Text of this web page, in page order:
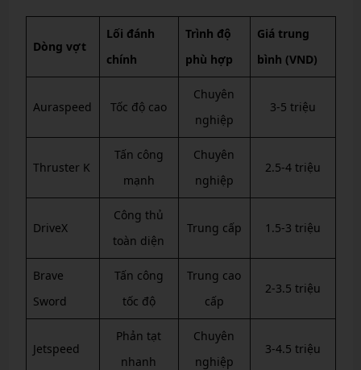
Dòng vợt
Lối đánh
chính
Trình độ
phù hợp
Giá trung
bình (VND)
Auraspeed Tốc độ cao
Chuyên
nghiệp
3-5 triệu
Thruster K
Tấn công
mạnh
Chuyên
nghiệp
2.5-4 triệu
DriveX
Công thủ
toàn diện
Trung cấp 1.5-3 triệu
Brave
Sword
Tấn công
tốc độ
Trung cao
cấp
2-3.5 triệu
Jetspeed
Phản tạt
nhanh
Chuyên
nghiệp
3-4.5 triệu